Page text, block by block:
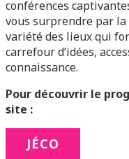
conférences
vous surprendre par
variété des lieux qui
carrefour d’idées,
connaissance.
Pour découvrir le
site :
JÉCO